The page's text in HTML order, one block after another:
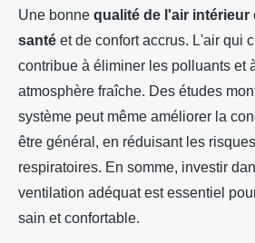
Une bonne qualité de l'air intérieur
santé et de confort accrus. L'air qui
contribue à éliminer les polluants et
atmosphère fraîche. Des études
système peut même améliorer la
être général, en réduisant les
respiratoires. En somme, investir
ventilation adéquat est essentiel
sain et confortable.